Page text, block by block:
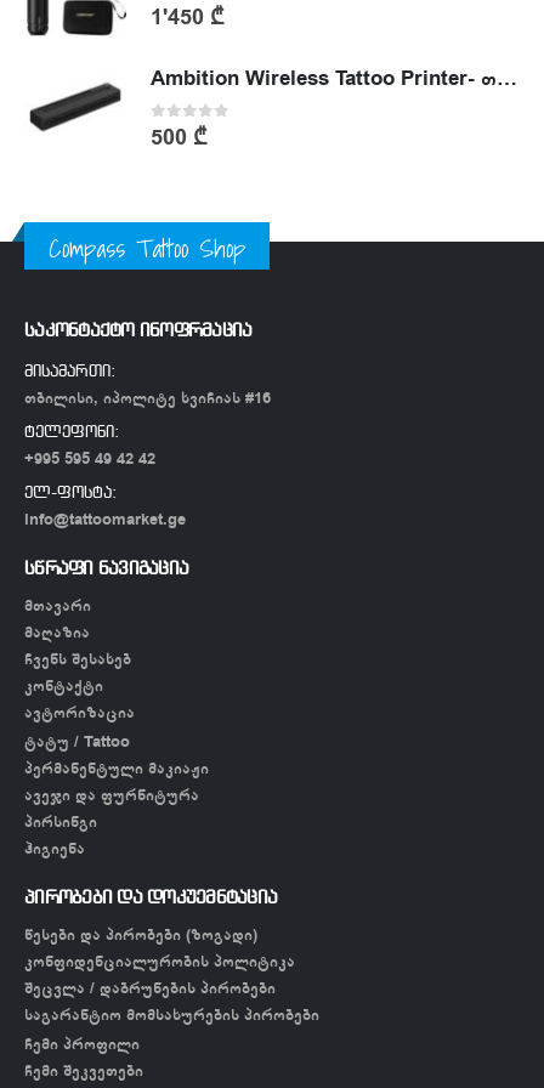
0out of 5
1'450 ₾
Ambition Wireless Tattoo Printer- თერმული პრინტერი
0out of 5
500 ₾
Compass Tattoo Shop
საკონტაქტო ინოფრმაცია
მისამართი:
თბილისი, იპოლიტე ხვიჩიას #16
ტელეფონი:
+995 595 49 42 42
ელ-ფოსტა:
info@tattoomarket.ge
სწრაფი ნავიგაცია
მთავარი
მაღაზია
ჩვენს შესახებ
კონტაქტი
ავტორიზაცია
ტატუ / Tattoo
პერმანენტული მაკიაჟი
ავეჯი და ფურნიტურა
პირსინგი
ჰიგიენა
პირობები და დოკუემნტაცია
წესები და პირობები (ზოგადი)
კონფიდენციალურობის პოლიტიკა
შეცვლა / დაბრუნების პირობები
საგარანტიო მომსახურების პირობები
ჩემი პროფილი
ჩემი შეკვეთები